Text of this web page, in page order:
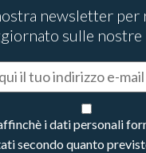
newsletter per
sulle nostre
i dati personali
secondo quanto